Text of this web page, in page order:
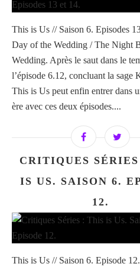
This is Us // Saison 6. Episodes
Day of the Wedding / The Night
Wedding. Après le saut dans le
l’épisode 6.12, concluant la sage
This is Us peut enfin entrer dans
ère avec ces deux épisodes....
CRITIQUES
IS US. SAISON 6.
12.
This is Us // Saison 6. Episode